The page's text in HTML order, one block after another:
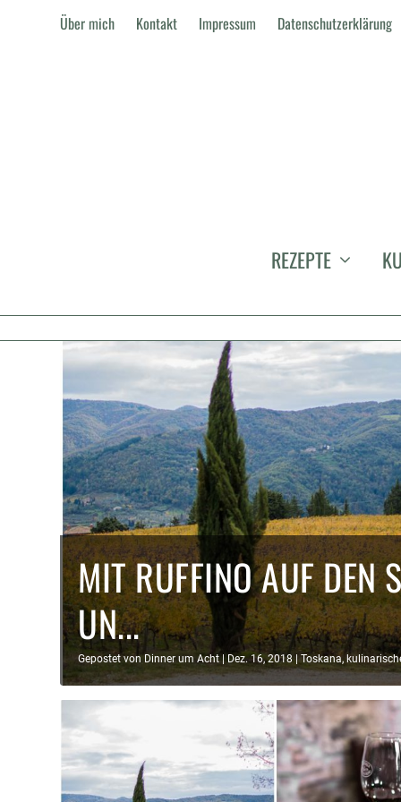
Über mich Kontakt Impressum Datenschutzerklärung
REZEPTE
MIT RUFFINO AUF DEN
UN...
Gepostet von Dinner um Acht| Dez. 16, 2018 |Toskana,